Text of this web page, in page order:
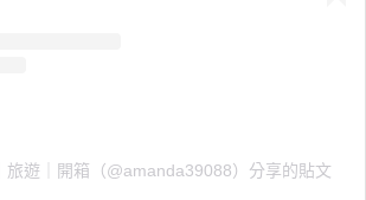
旅遊｜開箱（@amanda39088）分享的貼文